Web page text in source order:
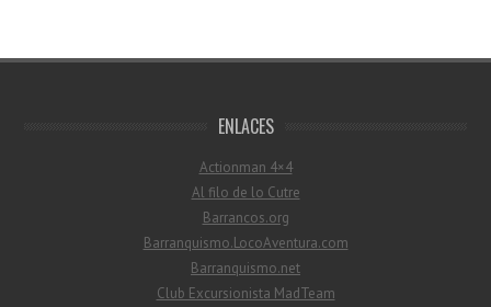
ENLACES
Actionman 4×4
Al filo de lo Cutre
Barrancos.org
Barranquismo.LocoAventura.com
Barranquismo.net
Club Excursionista MadTeam